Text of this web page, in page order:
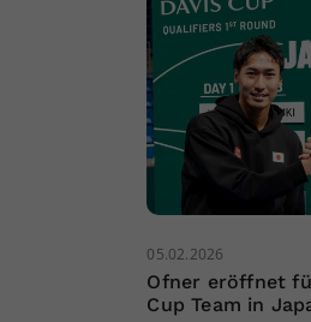
05.02.2026
Ofner eröffnet
Cup Team in